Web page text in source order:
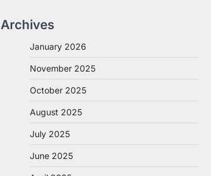
Archives
January 2026
November 2025
October 2025
August 2025
July 2025
June 2025